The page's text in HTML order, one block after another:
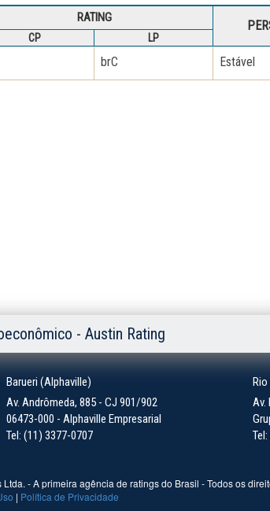
RATING
CP LP
brC Estável
- Austin Rating
Barueri (Alphaville)
Av. Andrômeda, 885 - CJ 901/902
06473-000 - Alphaville Empresarial
Tel: (11) 3377-0707
Av.
- A primeira agência de ratings do Brasil - Todos os
| Política de Privacidade